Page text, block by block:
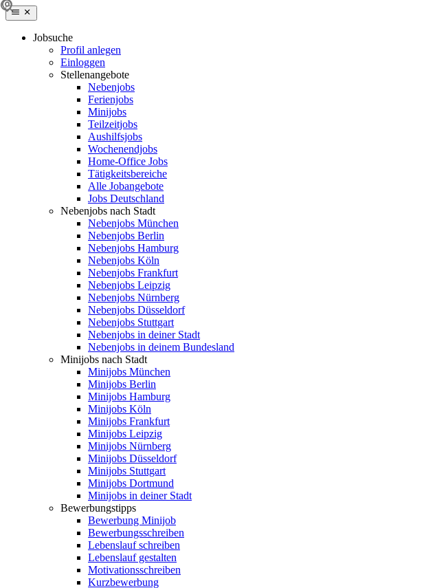
Jobsuche
Profil anlegen
Einloggen
Stellenangebote
Nebenjobs
Ferienjobs
Minijobs
Teilzeitjobs
Aushilfsjobs
Wochenendjobs
Home-Office Jobs
Tätigkeitsbereiche
Alle Jobangebote
Jobs Deutschland
Nebenjobs nach Stadt
Nebenjobs München
Nebenjobs Berlin
Nebenjobs Hamburg
Nebenjobs Köln
Nebenjobs Frankfurt
Nebenjobs Leipzig
Nebenjobs Nürnberg
Nebenjobs Düsseldorf
Nebenjobs Stuttgart
Nebenjobs in deiner Stadt
Nebenjobs in deinem Bundesland
Minijobs nach Stadt
Minijobs München
Minijobs Berlin
Minijobs Hamburg
Minijobs Köln
Minijobs Frankfurt
Minijobs Leipzig
Minijobs Nürnberg
Minijobs Düsseldorf
Minijobs Stuttgart
Minijobs Dortmund
Minijobs in deiner Stadt
Bewerbungstipps
Bewerbung Minijob
Bewerbungsschreiben
Lebenslauf schreiben
Lebenslauf gestalten
Motivationsschreiben
Kurzbewerbung